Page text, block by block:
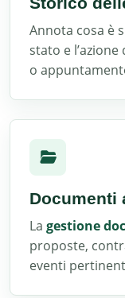
Annota cosa è
stato e
o
Documenti
La gestione
proposte,
eventi